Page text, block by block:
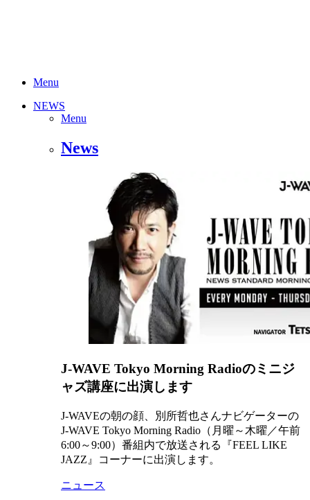
Menu
NEWS
Menu
News
J-WAVE Tokyo Morning Radioのミニジ
ャズ講座に出演します
J-WAVEの朝の顔、別所哲也さんナビゲーターの
J-WAVE Tokyo Morning Radio（月曜～木曜／午前
6:00～9:00）番組内で放送される『FEEL LIKE
JAZZ』コーナーに出演します。
ニュース